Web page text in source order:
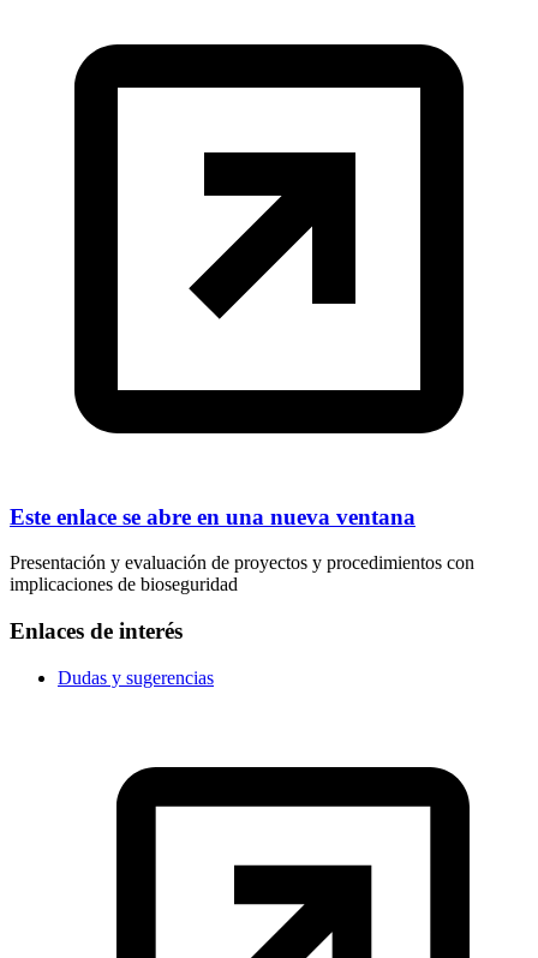
Este enlace se abre en una nueva ventana
Presentación y evaluación de proyectos y procedimientos con
implicaciones de bioseguridad
Enlaces de interés
Dudas y sugerencias